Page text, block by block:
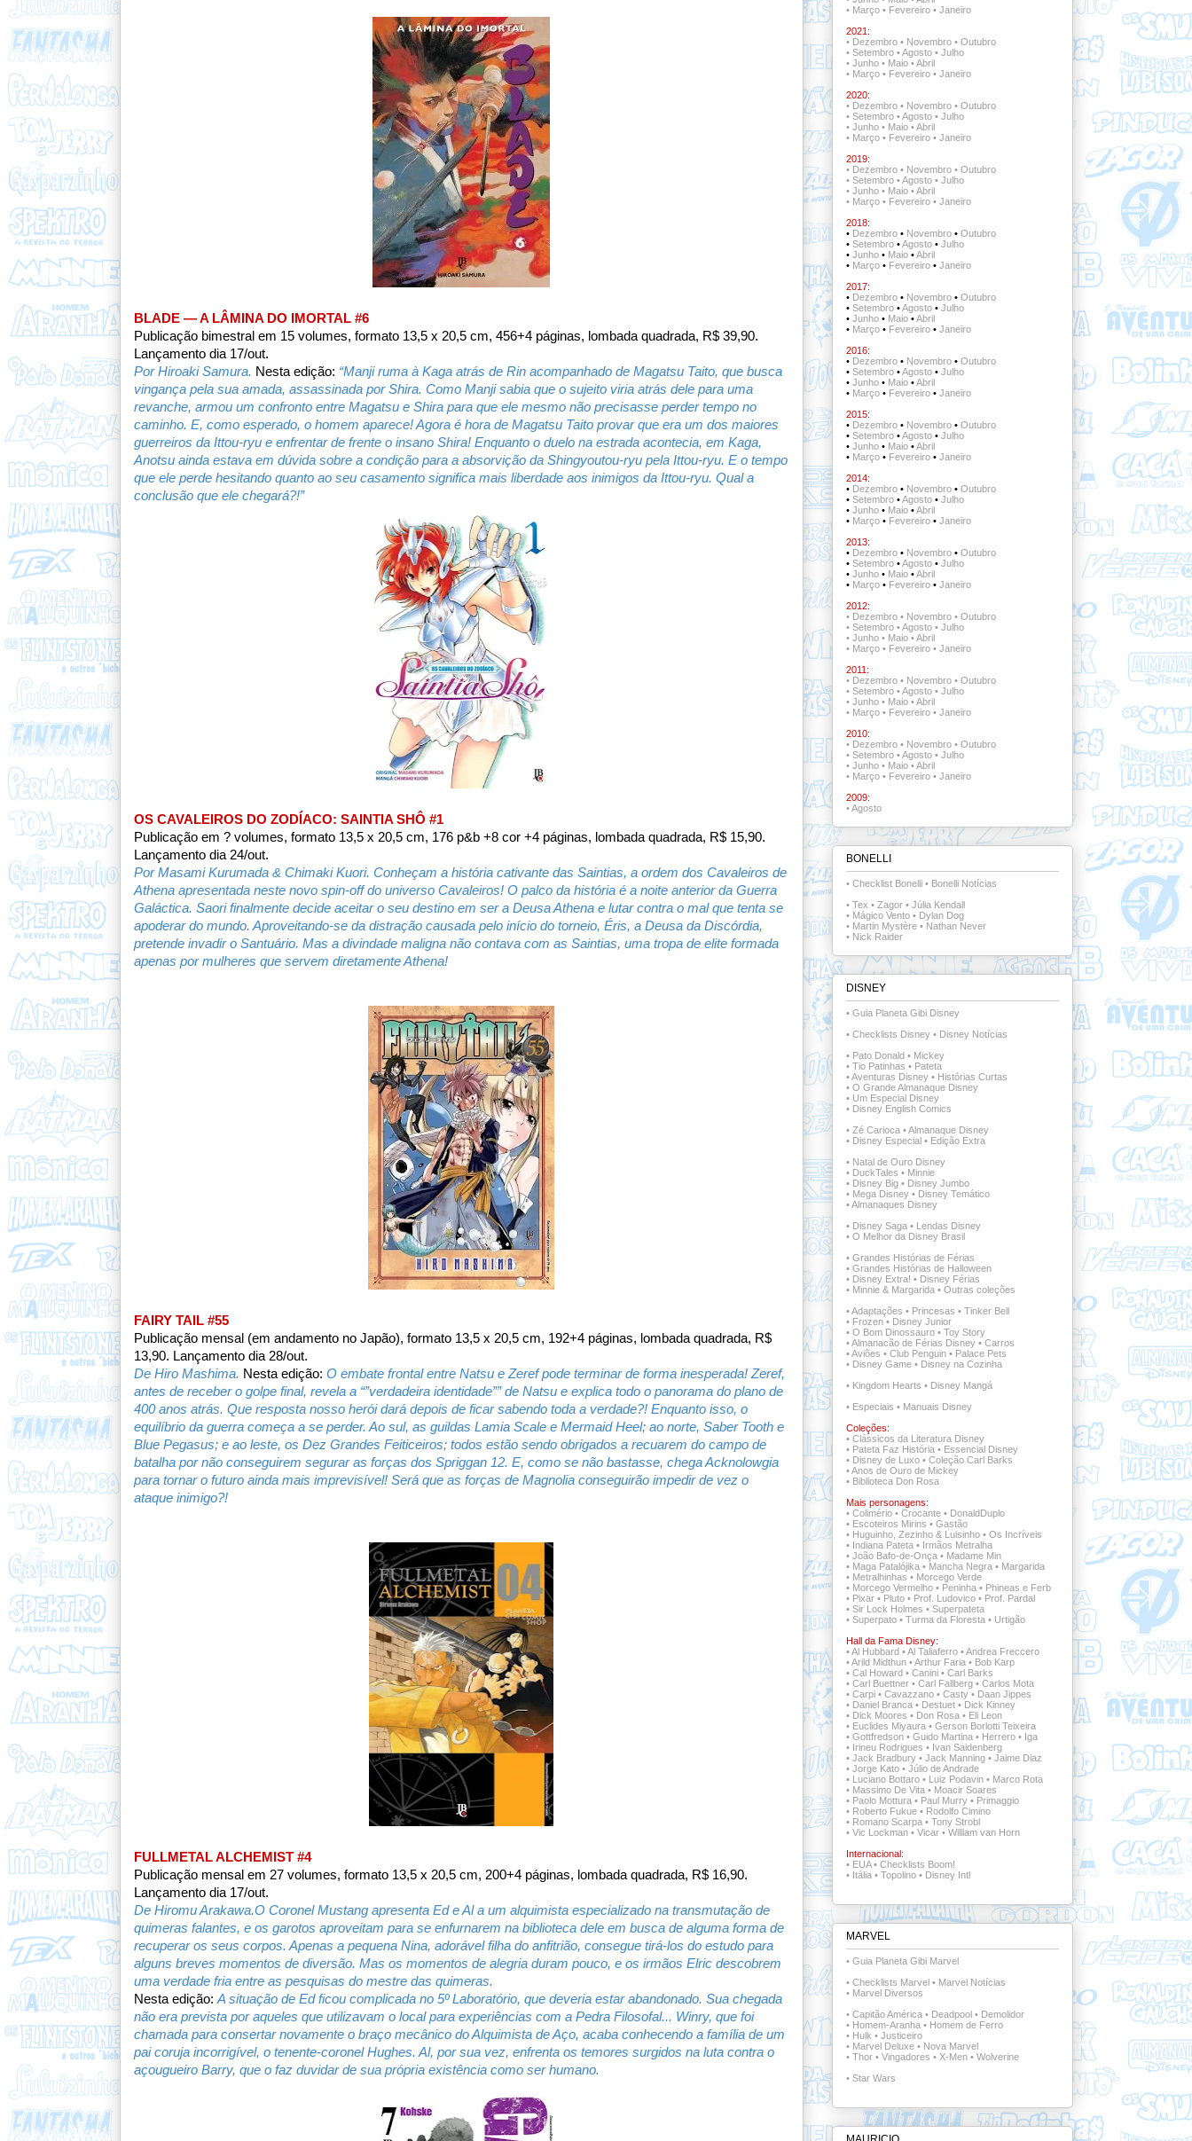
BLADE — A LÂMINA DO IMORTAL #6
Publicação bimestral em 15 volumes, formato 13,5 x 20,5 cm, 456+4 páginas, lombada quadrada, R$ 39,90.
Lançamento dia 17/out.
Por Hiroaki Samura. Nesta edição: “Manji ruma à Kaga atrás de Rin acompanhado de Magatsu Taito, que busca
vingança pela sua amada, assassinada por Shira. Como Manji sabia que o sujeito viria atrás dele para uma
revanche, armou um confronto entre Magatsu e Shira para que ele mesmo não precisasse perder tempo no
caminho. E, como esperado, o homem aparece! Agora é hora de Magatsu Taito provar que era um dos maiores
guerreiros da Ittou-ryu e enfrentar de frente o insano Shira! Enquanto o duelo na estrada acontecia, em Kaga,
Anotsu ainda estava em dúvida sobre a condição para a absorvição da Shingyoutou-ryu pela Ittou-ryu. E o tempo
que ele perde hesitando quanto ao seu casamento significa mais liberdade aos inimigos da Ittou-ryu. Qual a
conclusão que ele chegará?!”
OS CAVALEIROS DO ZODÍACO: SAINTIA SHÔ #1
Publicação em ? volumes, formato 13,5 x 20,5 cm, 176 p&b +8 cor +4 páginas, lombada quadrada, R$ 15,90.
Lançamento dia 24/out.
Por Masami Kurumada & Chimaki Kuori. Conheçam a história cativante das Saintias, a ordem dos Cavaleiros de
Athena apresentada neste novo spin-off do universo Cavaleiros! O palco da história é a noite anterior da Guerra
Galáctica. Saori finalmente decide aceitar o seu destino em ser a Deusa Athena e lutar contra o mal que tenta se
apoderar do mundo. Aproveitando-se da distração causada pelo início do torneio, Éris, a Deusa da Discórdia,
pretende invadir o Santuário. Mas a divindade maligna não contava com as Saintias, uma tropa de elite formada
apenas por mulheres que servem diretamente Athena!
FAIRY TAIL #55
Publicação mensal (em andamento no Japão), formato 13,5 x 20,5 cm, 192+4 páginas, lombada quadrada, R$
13,90. Lançamento dia 28/out.
De Hiro Mashima. Nesta edição: O embate frontal entre Natsu e Zeref pode terminar de forma inesperada! Zeref,
antes de receber o golpe final, revela a “”verdadeira identidade”” de Natsu e explica todo o panorama do plano de
400 anos atrás. Que resposta nosso herói dará depois de ficar sabendo toda a verdade?! Enquanto isso, o
equilíbrio da guerra começa a se perder. Ao sul, as guildas Lamia Scale e Mermaid Heel; ao norte, Saber Tooth e
Blue Pegasus; e ao leste, os Dez Grandes Feiticeiros; todos estão sendo obrigados a recuarem do campo de
batalha por não conseguirem segurar as forças dos Spriggan 12. E, como se não bastasse, chega Acknolowgia
para tornar o futuro ainda mais imprevisível! Será que as forças de Magnolia conseguirão impedir de vez o
ataque inimigo?!
FULLMETAL ALCHEMIST #4
Publicação mensal em 27 volumes, formato 13,5 x 20,5 cm, 200+4 páginas, lombada quadrada, R$ 16,90.
Lançamento dia 17/out.
De Hiromu Arakawa.O Coronel Mustang apresenta Ed e Al a um alquimista especializado na transmutação de
quimeras falantes, e os garotos aproveitam para se enfurnarem na biblioteca dele em busca de alguma forma de
recuperar os seus corpos. Apenas a pequena Nina, adorável filha do anfitrião, consegue tirá-los do estudo para
alguns breves momentos de diversão. Mas os momentos de alegria duram pouco, e os irmãos Elric descobrem
uma verdade fria entre as pesquisas do mestre das quimeras.
Nesta edição: A situação de Ed ficou complicada no 5º Laboratório, que deveria estar abandonado. Sua chegada
não era prevista por aqueles que utilizavam o local para experiências com a Pedra Filosofal... Winry, que foi
chamada para consertar novamente o braço mecânico do Alquimista de Aço, acaba conhecendo a família de um
pai coruja incorrigível, o tenente‑coronel Hughes. Al, por sua vez, enfrenta os temores surgidos na luta contra o
açougueiro Barry, que o faz duvidar de sua própria existência como ser humano.
• Março• Fevereiro• Janeiro
2021:
• Dezembro • Novembro • Outubro
• Setembro•Agosto• Julho
• Junho• Maio•Abril
• Março• Fevereiro• Janeiro
2020:
• Dezembro• Novembro• Outubro
• Setembro•Agosto• Julho
• Junho• Maio•Abril
• Março• Fevereiro• Janeiro
2019:
• Dezembro• Novembro• Outubro
• Setembro•Agosto• Julho
• Junho• Maio•Abril
• Março• Fevereiro• Janeiro
2018:
• Dezembro• Novembro• Outubro
• Setembro•Agosto• Julho
• Junho• Maio•Abril
• Março• Fevereiro• Janeiro
2017:
• Dezembro• Novembro• Outubro
• Setembro•Agosto• Julho
• Junho• Maio•Abril
• Março• Fevereiro• Janeiro
2016:
• Dezembro• Novembro• Outubro
• Setembro•Agosto• Julho
• Junho• Maio•Abril
• Março• Fevereiro• Janeiro
2015:
• Dezembro• Novembro• Outubro
• Setembro•Agosto• Julho
• Junho• Maio•Abril
• Março• Fevereiro• Janeiro
2014:
• Dezembro • Novembro • Outubro
• Setembro• Agosto • Julho
• Junho• Maio•Abril
• Março• Fevereiro• Janeiro
2013:
• Dezembro• Novembro• Outubro
• Setembro•Agosto• Julho
• Junho• Maio•Abril
• Março• Fevereiro• Janeiro
2012:
• Dezembro• Novembro• Outubro
• Setembro •Agosto• Julho
• Junho• Maio •Abril
• Março• Fevereiro• Janeiro
2011:
• Dezembro• Novembro• Outubro
• Setembro•Agosto• Julho
• Junho• Maio•Abril
• Março• Fevereiro• Janeiro
2010:
• Dezembro• Novembro• Outubro
• Setembro•Agosto• Julho
• Junho• Maio•Abril
• Março• Fevereiro• Janeiro
2009:
•Agosto
BONELLI
• Checklist Bonelli• Bonelli Notícias
• Tex • Zagor• Júlia Kendall
• Mágico Vento • Dylan Dog
• Martin Mystère • Nathan Never
• Nick Raider
DISNEY
• Guia Planeta Gibi Disney
• Checklists Disney• Disney Notícias
• Pato Donald• Mickey
• Tio Patinhas • Pateta
• Aventuras Disney • Histórias Curtas
• O Grande Almanaque Disney
• Um Especial Disney
• Disney English Comics
• Zé Carioca •Almanaque Disney
• Disney Especial • Edição Extra
• Natal de Ouro Disney
• DuckTales • Minnie
• Disney Big • Disney Jumbo
• Mega Disney • Disney Temático
•Almanaques Disney
• Disney Saga• Lendas Disney
• O Melhor da Disney Brasil
• Grandes Histórias de Férias
• Grandes Histórias de Halloween
• Disney Extra! • Disney Férias
• Minnie & Margarida• Outras coleções
• Adaptações • Princesas • Tinker Bell
• Frozen• Disney Junior
• O Bom Dinossauro • Toy Story
•Almanacão de Férias Disney • Carros
• Aviões • Club Penguin• Palace Pets
• Disney Game• Disney na Cozinha
• Kingdom Hearts • Disney Mangá
• Especiais • Manuais Disney
Coleções:
• Clássicos da Literatura Disney
• Pateta Faz História• Essencial Disney
• Disney de Luxo• Coleção Carl Barks
•Anos de Ouro de Mickey
• Biblioteca Don Rosa
Mais personagens:
• Colimério• Crocante• DonaldDuplo
• Escoteiros Mirins • Gastão
• Huguinho, Zezinho & Luisinho• Os Incríveis
• Indiana Pateta • Irmãos Metralha
• João Bafo-de-Onça • Madame Min
• Maga Patalójika• Mancha Negra• Margarida
• Metralhinhas • Morcego Verde
• Morcego Vermelho • Peninha• Phineas e Ferb
• Pixar• Pluto• Prof. Ludovico • Prof. Pardal
• Sir Lock Holmes • Superpateta
• Superpato• Turma da Floresta• Urtigão
Hall da Fama Disney:
•Al Hubbard•Al Taliaferro•Andrea Freccero
•Arild Midthun•Arthur Faria• Bob Karp
• Cal Howard• Canini• Carl Barks
• Carl Buettner• Carl Fallberg • Carlos Mota
• Carpi • Cavazzano• Casty• Daan Jippes
• Daniel Branca• Destuet• Dick Kinney
• Dick Moores • Don Rosa• Eli Leon
• Euclides Miyaura • Gerson Borlotti Teixeira
• Gottfredson • Guido Martina • Herrero• Iga
• Irineu Rodrigues • Ivan Saidenberg
• Jack Bradbury• Jack Manning• Jaime Diaz
• Jorge Kato• Júlio de Andrade
• Luciano Bottaro• Luiz Podavin• Marco Rota
• Massimo De Vita • Moacir Soares
• Paolo Mottura • Paul Murry • Primaggio
• Roberto Fukue • Rodolfo Cimino
• Romano Scarpa • Tony Strobl
• Vic Lockman• Vicar • William van Horn
Internacional:
• EUA • Checklists Boom!
• Itália • Topolino • Disney Intl
MARVEL
• Guia Planeta Gibi Marvel
• Checklists Marvel• Marvel Notícias
• Marvel Diversos
• Capitão América• Deadpool• Demolidor
• Homem-Aranha• Homem de Ferro
• Hulk • Justiceiro
• Marvel Deluxe• Nova Marvel
• Thor • Vingadores • X-Men• Wolverine
• Star Wars